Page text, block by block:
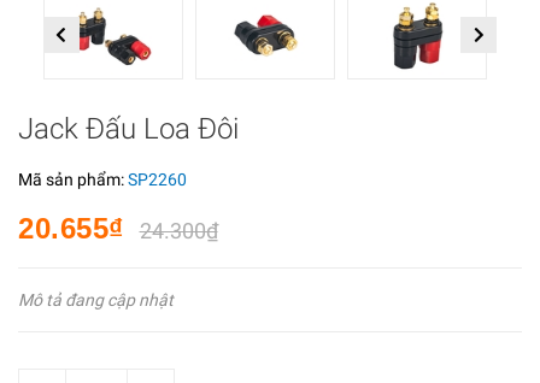
Previous Next
Jack Đấu Loa Đôi
Mã sản phẩm:SP2260
20.655₫ 24.300₫
Mô tả đang cập nhật